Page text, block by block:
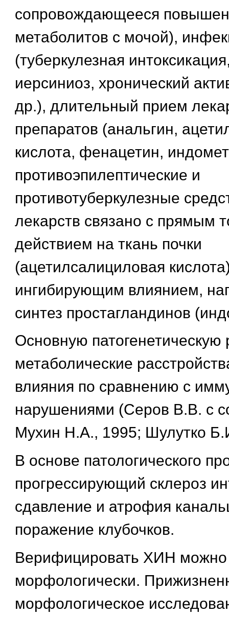
сопровождающееся
метаболитов с мочой),
(туберкулезная
иерсиниоз, хронический
др.), длительный прием
препаратов (анальгин,
кислота, фенацетин,
противоэпилептические и
противотуберкулезные
лекарств связано с прямым
действием на ткань почки
(ацетилсалициловая
ингибирующим влиянием,
синтез простагландинов
Основную патогенетическую
метаболические
влияния по сравнению с
нарушениями (Серов В.В. с
Мухин Н.А., 1995; Шулутко
В основе патологического
прогрессирующий склероз
сдавление и атрофия
поражение клубочков.
Верифицировать ХИН
морфологически.
морфологическое